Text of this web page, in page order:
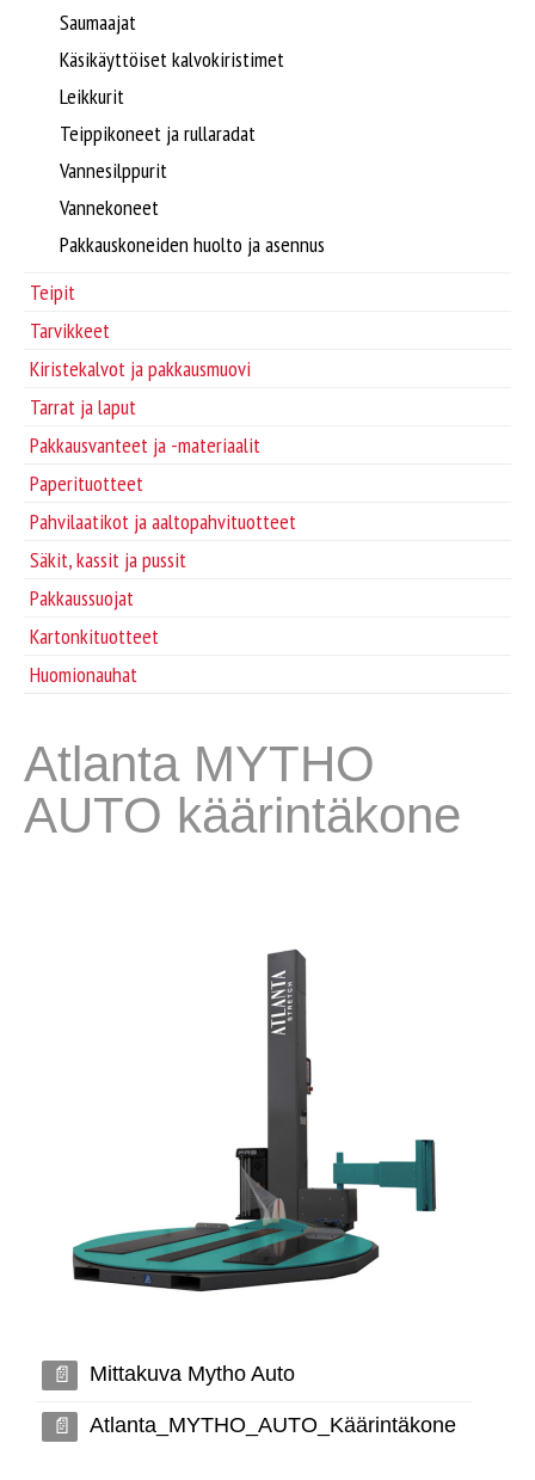
Saumaajat
Käsikäyttöiset kalvokiristimet
Leikkurit
Teippikoneet ja rullaradat
Vannesilppurit
Vannekoneet
Pakkauskoneiden huolto ja asennus
Teipit
Tarvikkeet
Kiristekalvot ja pakkausmuovi
Tarrat ja laput
Pakkausvanteet ja -materiaalit
Paperituotteet
Pahvilaatikot ja aaltopahvituotteet
Säkit, kassit ja pussit
Pakkaussuojat
Kartonkituotteet
Huomionauhat
Atlanta MYTHO
AUTO käärintäkone
Mittakuva Mytho Auto
Atlanta_MYTHO_AUTO_Käärintäkone